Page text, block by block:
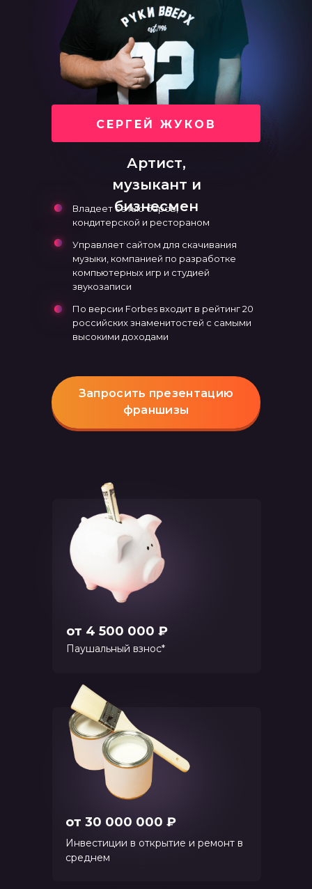
СЕРГЕЙ ЖУКОВ
Артист,
музыкант и
бизнесмен
Запросить презентацию
франшизы
По версии Forbes входит в рейтинг 20
российских знаменитостей с самыми
высокими доходами
Владеет сетью баров,
кондитерской и рестораном
Управляет сайтом для скачивания
музыки, компанией по разработке
компьютерных игр и студией
звукозаписи
Инвестиции в открытие и ремонт в
среднем
от 30 000 000 ₽
от 4 500 000 ₽
Паушальный взнос*